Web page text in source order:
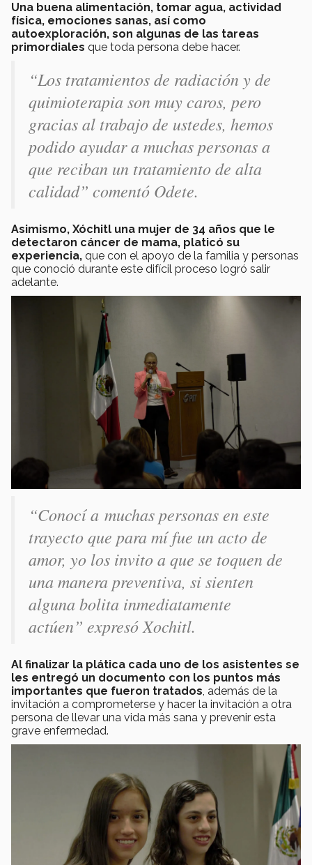
Una buena alimentación, tomar agua, actividad
física, emociones sanas, así como
autoexploración, son algunas de las tareas
primordiales que toda persona debe hacer.
“Los tratamientos de radiación y de
quimioterapia son muy caros, pero
gracias al trabajo de ustedes, hemos
podido ayudar a muchas personas a
que reciban un tratamiento de alta
calidad” comentó Odete.
Asimismo, Xóchitl una mujer de 34 años que le
detectaron cáncer de mama, platicó su
experiencia, que con el apoyo de la familia y personas
que conoció durante este difícil proceso logró salir
adelante.
“Conocí a muchas personas en este
trayecto que para mí fue un acto de
amor, yo los invito a que se toquen de
una manera preventiva, si sienten
alguna bolita inmediatamente
actúen” expresó Xochitl.
Al finalizar la plática cada uno de los asistentes se
les entregó un documento con los puntos más
importantes que fueron tratados, además de la
invitación a comprometerse y hacer la invitación a otra
persona de llevar una vida más sana y prevenir esta
grave enfermedad.